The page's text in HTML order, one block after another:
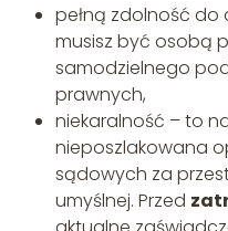
pełną zdolność
musisz być osobą
samodzielnego
prawnych,
niekaralność – to
nieposzlakowana
sądowych za
umyślnej. Przed